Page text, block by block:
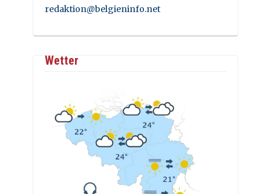
redaktion@belgieninfo.net
Wetter